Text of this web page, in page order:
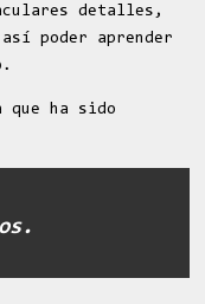
detalles,
poder aprender
que ha sido